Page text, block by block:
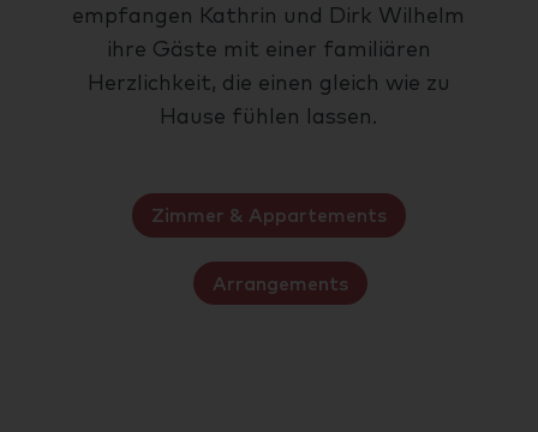
empfangen Kathrin und Dirk Wilhelm
ihre Gäste mit einer familiären
Herzlichkeit, die einen gleich wie zu
Hause fühlen lassen.
Zimmer & Appartements
Arrangements